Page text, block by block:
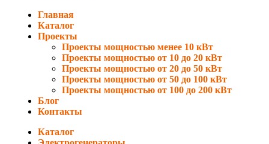
Главная
Каталог
Проекты
Проекты мощностью менее 10 кВт
Проекты мощностью от 10 до 20 кВт
Проекты мощностью от 20 до 50 кВт
Проекты мощностью от 50 до 100 кВт
Проекты мощностью от 100 до 200 кВт
Блог
Контакты
Каталог